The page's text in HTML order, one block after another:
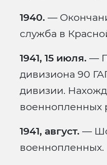
1940. —
служба в
1941, 15 июля. —
дивизиона 90
дивизии.
военнопленных
1941, август. —
военнопленных.